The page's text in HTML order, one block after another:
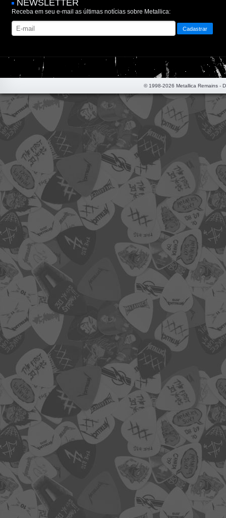
NEWSLETTER
Receba em seu e-mail as últimas notícias sobre Metallica:
© 1998-2026 Metallica Remains -